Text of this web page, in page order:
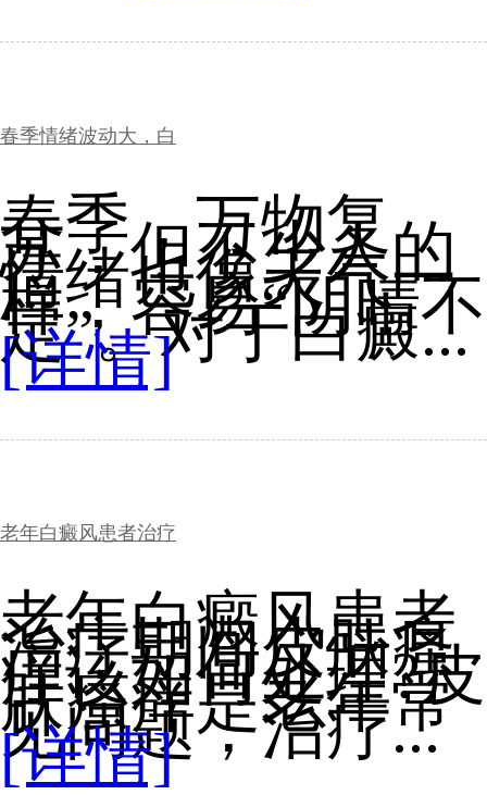
春季情绪波动大，白
春季，万物复
苏，但不少人的
情绪也像天气一
样，容易“阴晴不
定”。对于白癜...
[详情]
老年白癜风患者治疗
老年白癜风患者
治疗期间皮肤瘙
痒该如何处理?皮
肤瘙痒是老年常
见问题，治疗...
[详情]